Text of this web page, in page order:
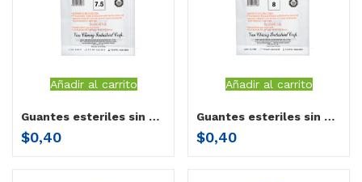
Añadir al carrito
Guantes esteriles sin polvo Herenco 7.5”
$0,40
Añadir al carrito
Guantes esteriles sin polvo Herenco 8”
$0,40